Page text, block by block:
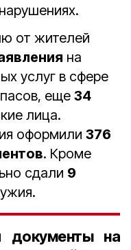
от жителей
на
услуг в сфере
еще 34
лица.
оформили 376
. Кроме
сдали 9
документы на